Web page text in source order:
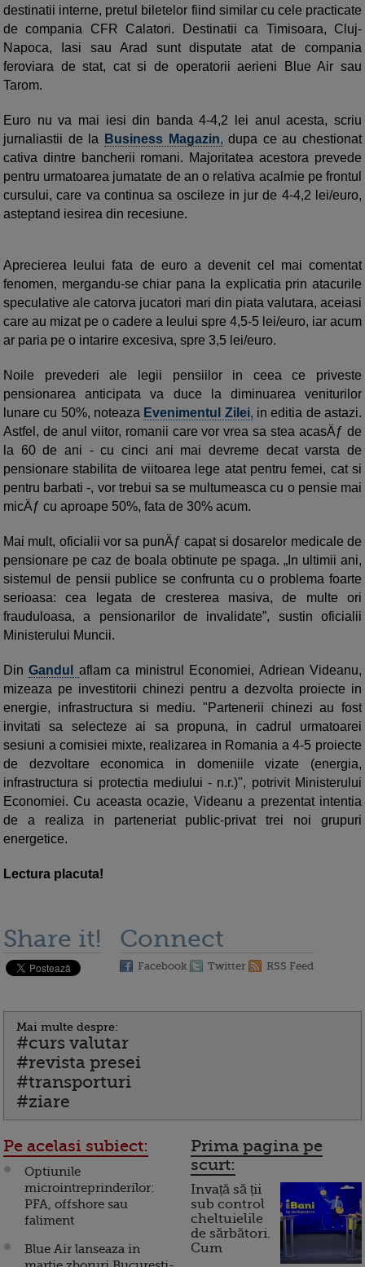
destinatii interne, pretul biletelor fiind similar cu cele practicate
de compania CFR Calatori. Destinatii ca Timisoara, Cluj-
Napoca, Iasi sau Arad sunt disputate atat de compania
feroviara de stat, cat si de operatorii aerieni Blue Air sau
Tarom.
Euro nu va mai iesi din banda 4-4,2 lei anul acesta, scriu
jurnaliastii de la
Business Magazin, dupa ce au chestionat
cativa dintre bancherii romani. Majoritatea acestora prevede
pentru urmatoarea jumatate de an o relativa acalmie pe frontul
cursului, care va continua sa oscileze in jur de 4-4,2 lei/euro,
asteptand iesirea din recesiune.
Aprecierea leului fata de euro a devenit cel mai comentat
fenomen, mergandu-se chiar pana la explicatia prin atacurile
speculative ale catorva jucatori mari din piata valutara, aceiasi
care au mizat pe o cadere a leului spre 4,5-5 lei/euro, iar acum
ar paria pe o intarire excesiva, spre 3,5 lei/euro.
Noile prevederi ale legii pensiilor in ceea ce priveste
pensionarea anticipata va duce la diminuarea veniturilor
lunare cu 50%, noteaza Evenimentul Zilei, in editia de astazi.
Astfel, de anul viitor, romanii care vor vrea sa stea acasÄƒ de
la 60 de ani - cu cinci ani mai devreme decat varsta de
pensionare stabilita de viitoarea lege atat pentru femei, cat si
pentru barbati -, vor trebui sa se multumeasca cu o pensie mai
micÄƒ cu aproape 50%, fata de 30% acum.
Mai mult, oficialii vor sa punÄƒ capat si dosarelor medicale de
pensionare pe caz de boala obtinute pe spaga. „In ultimii ani,
sistemul de pensii publice se confrunta cu o problema foarte
serioasa: cea legata de cresterea masiva, de multe ori
frauduloasa, a pensionarilor de invalidate”, sustin oficialii
Ministerului Muncii.
DinGandul aflam ca ministrul Economiei, Adriean Videanu,
mizeaza pe investitorii chinezi pentru a dezvolta proiecte in
energie, infrastructura si mediu. "Partenerii chinezi au fost
invitati sa selecteze ai sa propuna, in cadrul urmatoarei
sesiuni a comisiei mixte, realizarea in Romania a 4-5 proiecte
de dezvoltare economica in domeniile vizate (energia,
infrastructura si protectia mediului - n.r.)", potrivit Ministerului
Economiei. Cu aceasta ocazie, Videanu a prezentat intentia
de a realiza in parteneriat public-privat trei noi grupuri
energetice.
Lectura placuta!
Share it! Connect
Facebook Twitter RSS Feed
Mai multe despre:
#curs valutar
#revista presei
#transporturi
#ziare
Pe acelasi subiect:
Optiunile
microintreprinderilor:
PFA, offshore sau
faliment
Blue Air lanseaza in
Prima pagina pe
scurt:
Invață să ții
sub control
cheltuielile
de sărbători.
Cum